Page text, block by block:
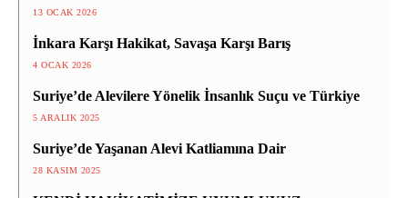
13 OCAK 2026
İnkara Karşı Hakikat, Savaşa Karşı Barış
4 OCAK 2026
Suriye’de Alevilere Yönelik İnsanlık Suçu ve Türkiye
5 ARALIK 2025
Suriye’de Yaşanan Alevi Katliamına Dair
28 KASIM 2025